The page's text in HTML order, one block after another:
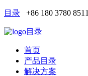
目录 +86 180 3780 8511
目录
首页
产品目录
解决方案